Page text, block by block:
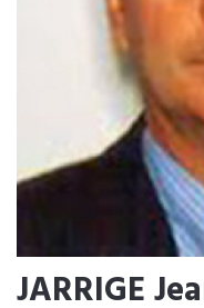
JARRIGE